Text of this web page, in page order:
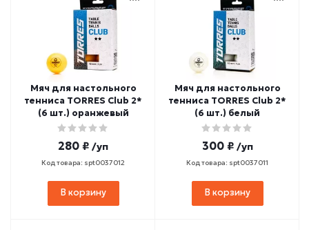
Мяч для настольного
тенниса TORRES Club 2*
(6 шт.) оранжевый
280 ₽ /уп
Код товара: spt0037012
В корзину
Мяч для настольного
тенниса TORRES Club 2*
(6 шт.) белый
300 ₽ /уп
Код товара: spt0037011
В корзину